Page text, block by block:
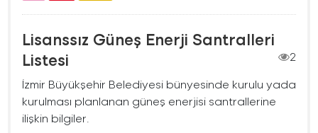
Lisanssız Güneş Enerji Santralleri
Listesi
2
İzmir Büyükşehir Belediyesi bünyesinde kurulu yada
kurulması planlanan güneş enerjisi santrallerine
ilişkin bilgiler.